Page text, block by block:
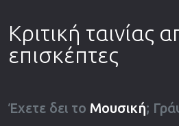
Κριτική ταινίας
επισκέπτες
Έχετε δει το Μουσική;